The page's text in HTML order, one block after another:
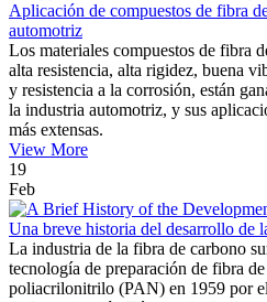
Aplicación de compuestos de fibra
automotriz
Los materiales compuestos de fibra
alta resistencia, alta rigidez, buena
y resistencia a la corrosión, están
la industria automotriz, y sus
más extensas.
View More
19
Feb
Una breve historia del desarrollo de
La industria de la fibra de carbono
tecnología de preparación de fibra
poliacrilonitrilo (PAN) en 1959 por